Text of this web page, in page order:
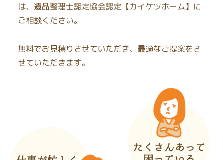
は、遺品整理士認定協会認定【カイケツホーム】に
ご相談ください。
無料でお見積りさせていただき、最適なご提案をさ
せていただきます。